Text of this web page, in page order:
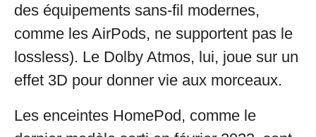
des équipements sans-fil modernes,
comme les AirPods, ne supportent pas le
lossless). Le Dolby Atmos, lui, joue sur un
effet 3D pour donner vie aux morceaux.
Les enceintes HomePod, comme le